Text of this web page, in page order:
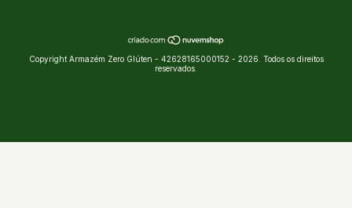
Copyright Armazém Zero Glúten - 42628165000152 - 2026. Todos os direitos
reservados.